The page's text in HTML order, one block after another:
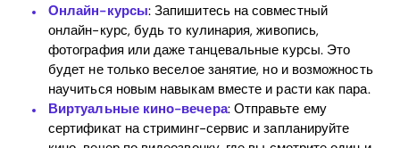
Онлайн-курсы: Запишитесь на совместный
онлайн-курс, будь то кулинария, живопись,
фотография или даже танцевальные курсы. Это
будет не только веселое занятие, но и возможность
научиться новым навыкам вместе и расти как пара.
Виртуальные кино-вечера: Отправьте ему
сертификат на стриминг-сервис и запланируйте